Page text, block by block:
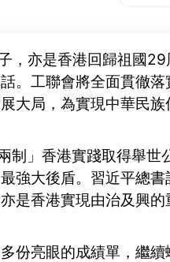
，亦是香港回歸祖國
。工聯會將全面貫徹
大局，為實現中華民族
制」香港實踐取得舉世
強大後盾。習近平總
是香港實現由治及興的
份亮眼的成績單，繼